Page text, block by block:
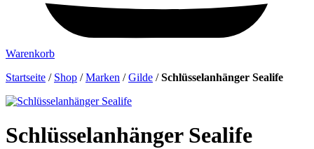
Warenkorb
Startseite / Shop /Marken /Gilde /Schlüsselanhänger Sealife
Schlüsselanhänger Sealife